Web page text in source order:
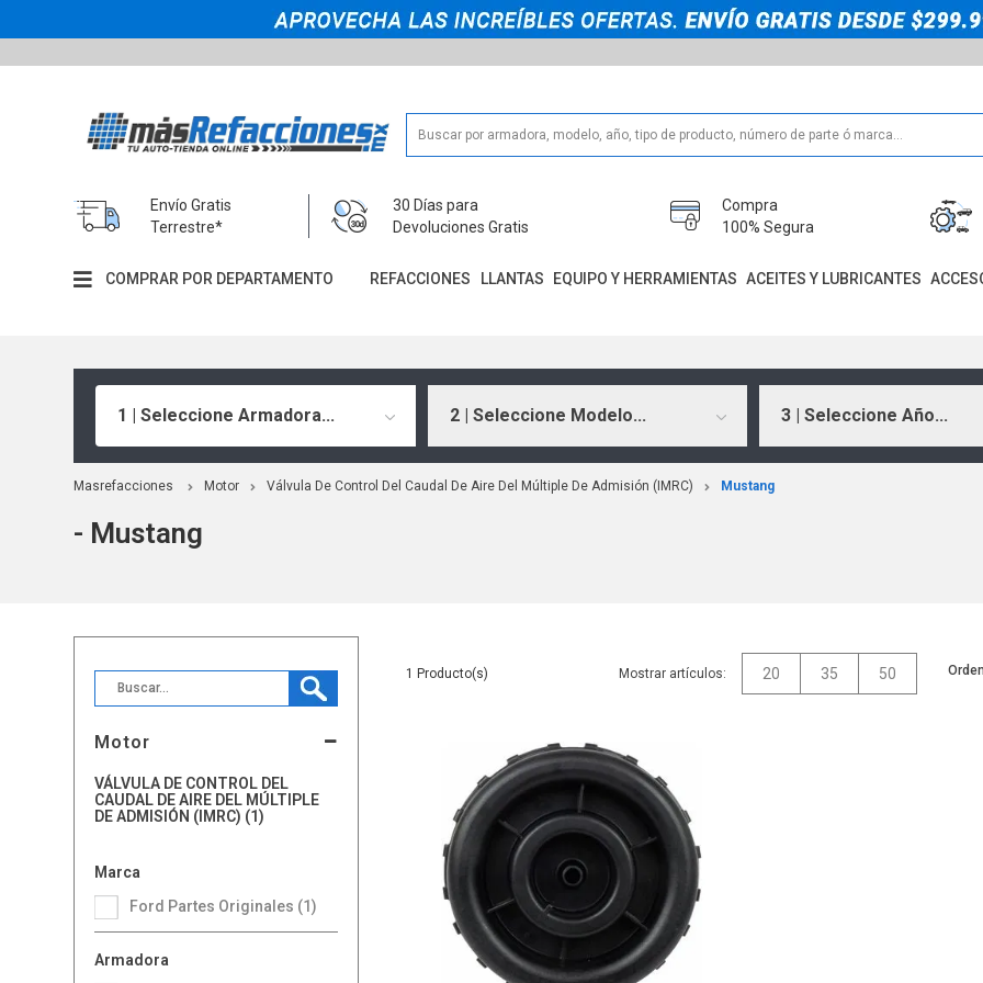
Envío Gratis
Terrestre*
30 Días para
Devoluciones Gratis
Compra
100% Segura
COMPRAR POR DEPARTAMENTO REFACCIONES LLANTAS EQUIPO Y HERRAMIENTAS ACEITES Y LUBRICANTES
1 | Seleccione Armadora... 2 | Seleccione Modelo... 3 | Seleccione Año...
Masrefacciones Motor Válvula De Control Del Caudal De Aire Del Múltiple De Admisión (IMRC) Mustang
- Mustang
Motor
VÁLVULA DE CONTROL DEL
CAUDAL DE AIRE DEL MÚLTIPLE
DE ADMISIÓN (IMRC) (1)
Marca
Ford Partes Originales (1)
Armadora
1 Mostrar artículos: 20 35 50